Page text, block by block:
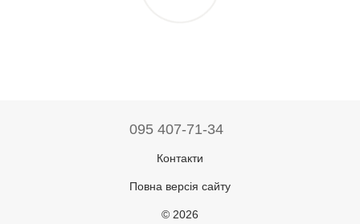
095 407-71-34
Контакти
Повна версія сайту
© 2026